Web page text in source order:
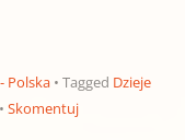
Polska Tagged Dzieje
Skomentuj